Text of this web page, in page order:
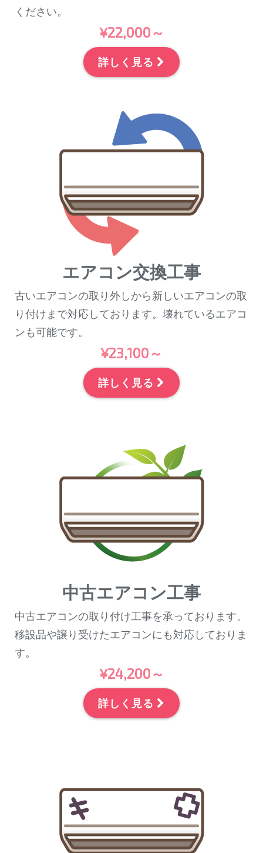
ください。
¥22,000～
詳しく見る
エアコン交換工事
古いエアコンの取り外しから新しいエアコンの取
り付けまで対応しております。壊れているエアコ
ンも可能です。
¥23,100～
詳しく見る
中古エアコン工事
中古エアコンの取り付け工事を承っております。
移設品や譲り受けたエアコンにも対応しておりま
す。
¥24,200～
詳しく見る